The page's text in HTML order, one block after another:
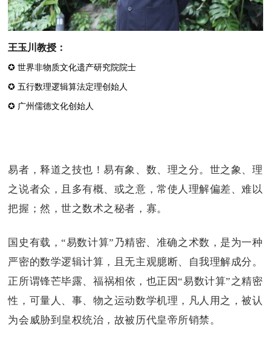
王玉川教授：
✪ 世界非物质文化遗产研究院院士
✪ 五行数理逻辑算法定理创始人
✪ 广州儒德文化创始人
易者，释道之技也！易有象、数、理之分。 世之象、理
之说者众，且多有概、或之意，常使人理解偏差、难以
把握；然，世之数术之秘者，寡。
国史有载，“易数计算”乃精密、准确之术数，是为一种
严密的数学逻辑计算，且无主观臆断、自我理解成分。
正所谓锋芒毕露、福祸相依，也正因“易数计算”之精密
性，可量人、事、物之运动数学机理，凡人用之，被认
为会威胁到皇权统治，故被历代皇帝所销禁。